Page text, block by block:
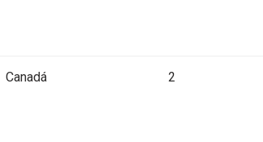
Canadá 2